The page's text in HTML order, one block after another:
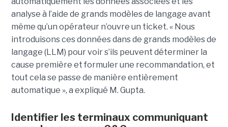
analyse à l’aide de grands modèles de langage avant
même qu’un opérateur n’ouvre un ticket. « Nous
introduisons ces données dans de grands modèles de
langage (LLM) pour voir s’ils peuvent déterminer la
cause première et formuler une recommandation, et
tout cela se passe de manière entièrement
automatique », a expliqué M. Gupta.
Identifier les terminaux communiquant